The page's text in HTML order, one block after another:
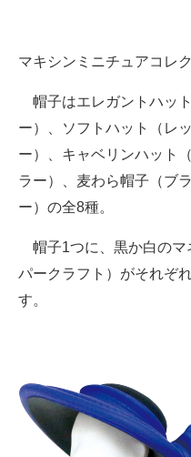
モノづくり技術者専門サイト
エレクトロニクス専門サイト
電子設計の基本と応用
エネルギーの専門メディア
ちょっと気になるネットの話
マキシンミニチュアコレ
帽子はエレガントハッ
ー）、ソフトハット（レ
ー）、キャベリンハット
ラー）、麦わら帽子（ブ
ー）の全8種。
帽子1つに、黒か白のマ
パークラフト）がそれぞ
す。